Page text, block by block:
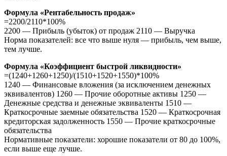
Формула «Рентабельность продаж»
=2200/2110*100%
2200 — Прибыль (убыток) от продаж 2110 — Выручка
Норма показателей: все что выше нуля — прибыль, чем выше,
тем лучше.
Формула «Коэффициент быстрой ликвидности»
=(1240+1260+1250)/(1510+1520+1550)*100%
1240 — Финансовые вложения (за исключением денежных
эквивалентов) 1260 — Прочие оборотные активы 1250 —
Денежные средства и денежные эквиваленты 1510 —
Краткосрочные заемные обязательства 1520 — Краткосрочная
кредиторская задолженность 1550 — Прочие краткосрочные
обязательства
Нормативные показатели: хорошие показатели от 80 до 100%,
если выше еще лучше.